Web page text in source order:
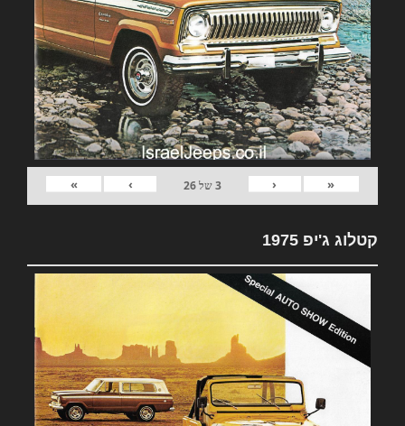
«
‹
3של26
›
»
קטלוג ג'יפ 1975